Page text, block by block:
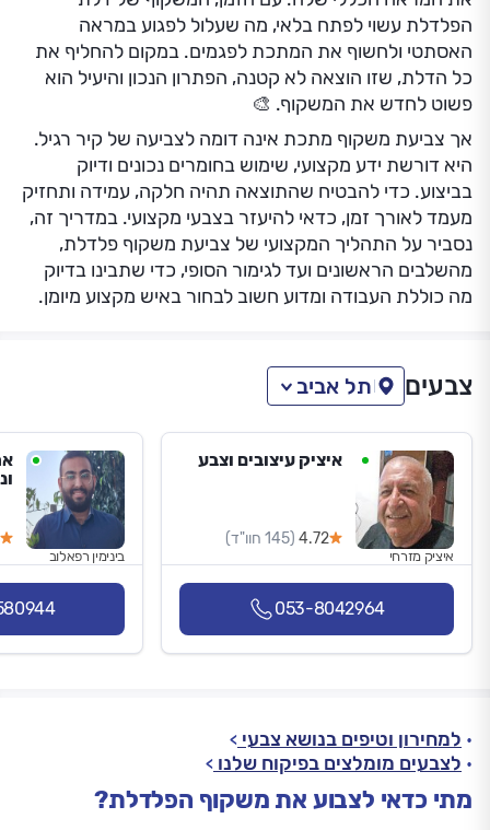
הפלדלת עשוי לפתח בלאי, מה שעלול לפגוע במראה
האסתטי ולחשוף את המתכת לפגמים. במקום להחליף את
כל הדלת, שזו הוצאה לא קטנה, הפתרון הנכון והיעיל הוא
פשוט לחדש את המשקוף. 🎨
אך צביעת משקוף מתכת אינה דומה לצביעה של קיר רגיל.
היא דורשת ידע מקצועי, שימוש בחומרים נכונים ודיוק
בביצוע. כדי להבטיח שהתוצאה תהיה חלקה, עמידה ותחזיק
מעמד לאורך זמן, כדאי להיעזר בצבעי מקצועי. במדריך זה,
נסביר על התהליך המקצועי של צביעת משקוף פלדלת,
מהשלבים הראשונים ועד לגימור הסופי, כדי שתבינו בדיוק
מה כוללת העבודה ומדוע חשוב לבחור באיש מקצוע מיומן.
צבעים תל אביב
איציק עיצובים וצבע
4.72 (145 חוו"ד)
איציק מזרחי
053-8042964
בינימין רפאלוב
למחירון וטיפים בנושא צבעי
לצבעים מומלצים בפיקוח שלנו
מתי כדאי לצבוע את משקוף הפלדלת?